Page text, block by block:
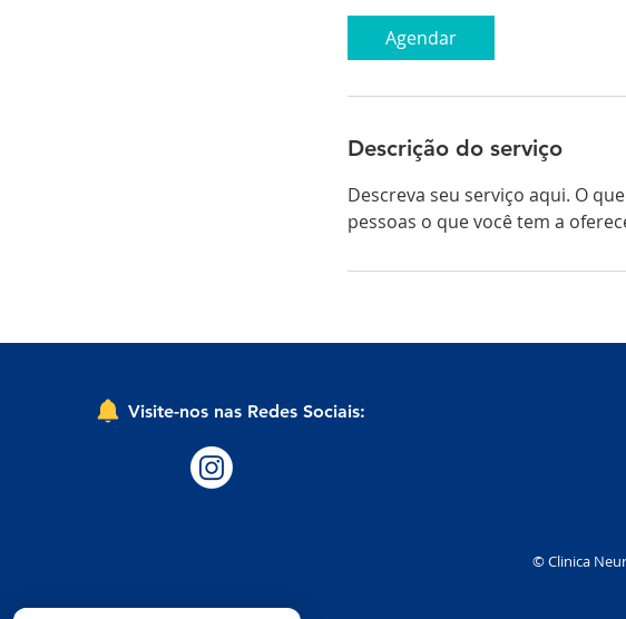
n
Agendar
Descrição do serviço
Descreva seu serviço aqui. O
pessoas o que você tem a
Visite-nos nas Redes Sociais:
© Clinica